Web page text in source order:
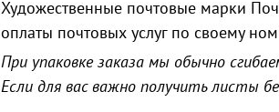
Художественные почтовые марки
оплаты почтовых услуг по своему
При упаковке заказа мы обычно
Если для вас важно получить листы